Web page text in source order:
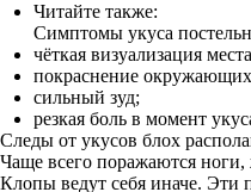
Читайте также:
Симптомы укуса
чёткая визуализация
покраснение
сильный зуд;
резкая боль в момент
Следы от укусов блох
Чаще всего поражаются
Клопы ведут себя иначе. Эти